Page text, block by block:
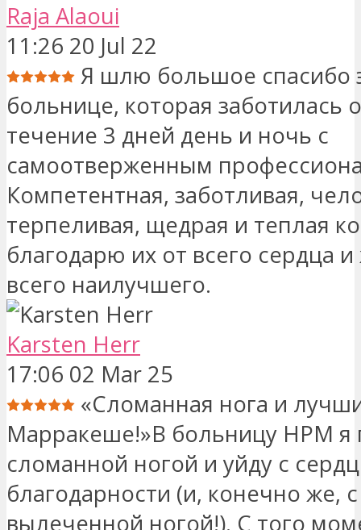
Raja Alaoui
11:26 20 Jul 22
Я шлю большое спасибо
больнице, которая заботилась
течение 3 дней день и ночь с
самоотверженным
Компетентная, заботливая,
терпеливая, щедрая и теплая
благодарю их от всего сердца
всего наилучшего.
Karsten Herr
17:06 02 Mar 25
«Сломанная нога и
Марракеше!»В больницу HPM
сломанной ногой и уйду с
благодарности (и, конечно же,
вылеченной ногой!). С того